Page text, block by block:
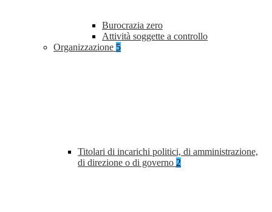
Burocrazia zero
Attività soggette a controllo
Organizzazione 5
Titolari di incarichi politici, di amministrazione,
di direzione o di governo 2